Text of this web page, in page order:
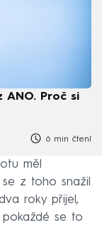
ANO. Proč si
6 min čtení
měl
z toho snažil
roky přijel,
se to